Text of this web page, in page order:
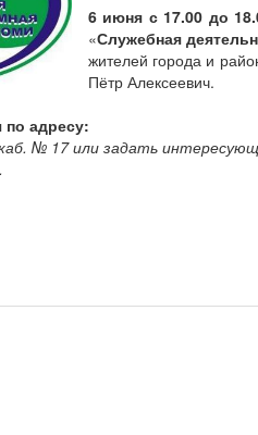
6 июня с 17.00 до
«Служебная
жителей города и
Пётр Алексеевич.
адресу:
№ 17 или задать